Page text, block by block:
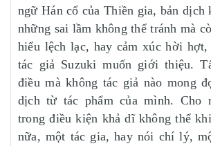
ngữ Hán cổ của Thiền gia, bản dịch
những sai lầm không thể tránh mà
hiểu lệch lạc, hay cảm xúc hời hợt,
tác giả Suzuki muốn giới thiệu.
điều mà không tác giả nào mong
dịch từ tác phẩm của mình. Cho
trong điều kiện khả dĩ không thể
nữa, một tác gia, hay nói chí lý,